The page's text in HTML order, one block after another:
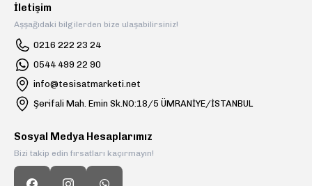
İletişim
Aşşağıdaki bilgilerden bize ulaşabilirsiniz!
0216 222 23 24
0544 499 22 90
info@tesisatmarketi.net
Şerifali Mah. Emin Sk.NO:18/5 ÜMRANİYE/İSTANBUL
Sosyal Medya Hesaplarımız
Bizi takip edin fırsatları kaçırmayın!